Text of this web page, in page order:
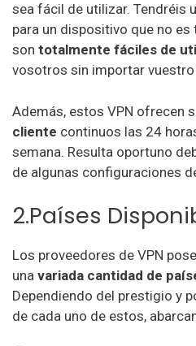
sea fácil de utilizar. Tendréis
para un dispositivo que no es
son totalmente fáciles de
vosotros sin importar
Además, estos VPN ofrecen
cliente continuos las 24
semana. Resulta oportuno
de algunas configuraciones
2.Países
Los proveedores de VPN
una variada cantidad de
Dependiendo del prestigio y
de cada uno de estos,